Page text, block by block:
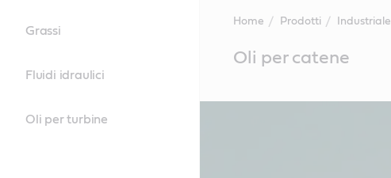
Grassi
Fluidi idraulici
Oli per turbine
Home Prodotti Industriale
ContentOli per catene